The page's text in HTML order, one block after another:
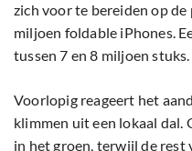
zich voor te bereiden op
miljoen foldable iPhones.
tussen 7 en 8 miljoen stuks.
Voorlopig reageert het
klimmen uit een lokaal dal.
in het groen, terwijl de rest